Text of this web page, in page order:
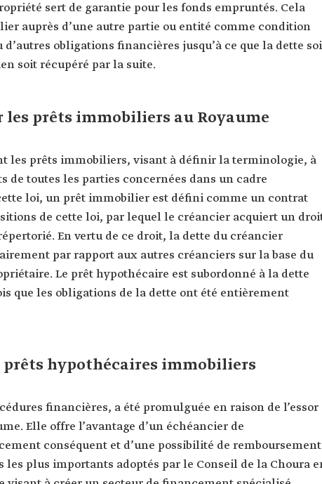
sert de garantie pour les fonds empruntés. Cela
auprès d’une autre partie ou entité comme condition
d’autres obligations financières jusqu’à ce que la dette
soit récupéré par la suite.
prêts immobiliers au Royaume
les prêts immobiliers, visant à définir la terminologie, à
de toutes les parties concernées dans un cadre
loi, un prêt immobilier est défini comme un contrat
de cette loi, par lequel le créancier acquiert un
En vertu de ce droit, la dette du créancier
par rapport aux autres créanciers sur la base du
Le prêt hypothécaire est subordonné à la dette
que les obligations de la dette ont été entièrement
prêts hypothécaires immobiliers
financières, a été promulguée en raison de l’essor
Elle offre l’avantage d’un échéancier de
conséquent et d’une possibilité de remboursement
les plus importants adoptés par le Conseil de la Choura